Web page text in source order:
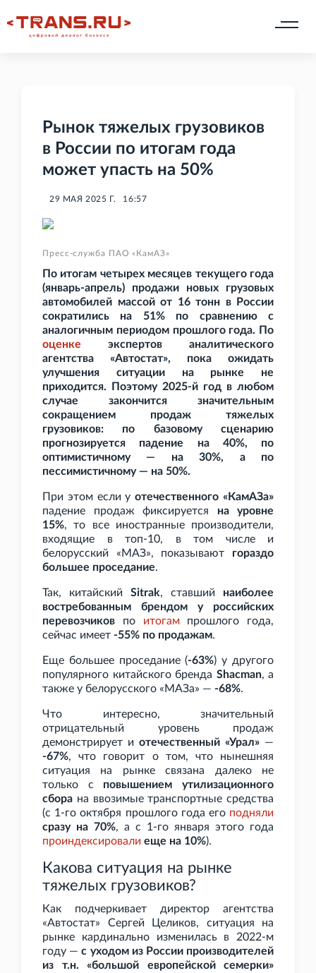
Рынок тяжелых грузовиков
в России по итогам года
может упасть на 50%
29 МАЯ 2025 Г. 16:57
Пресс-служба ПАО «КамАЗ»
По итогам четырех месяцев текущего года
(январь-апрель) продажи новых грузовых
автомобилей массой от 16 тонн в России
сократились на 51% по сравнению с
аналогичным периодом прошлого года. По
оценке экспертов аналитического
агентства «Автостат», пока ожидать
улучшения ситуации на рынке не
приходится. Поэтому 2025-й год в любом
случае закончится значительным
сокращением продаж тяжелых
грузовиков: по базовому сценарию
прогнозируется падение на 40%, по
оптимистичному — на 30%, а по
пессимистичному — на 50%.
При этом если уотечественного «КамАЗа»
падение продаж фиксируется на уровне
15%, то все иностранные производители,
входящие в топ-10, в том числе и
белорусский «МАЗ», показывают гораздо
большее проседание.
Так, китайский Sitrak, ставший наиболее
востребованным брендом у российских
перевозчиков по итогампрошлого года,
сейчас имеет -55% по продажам.
Еще большее проседание (-63%) у другого
популярного китайского бренда Shacman, а
также у белорусского «МАЗа» — -68%.
Что интересно, значительный
отрицательный уровень продаж
демонстрирует и отечественный «Урал» —
-67%, что говорит о том, что нынешняя
ситуация на рынке связана далеко не
только с повышением утилизационного
сбора на ввозимые транспортные средства
(с 1-го октября прошлого года его подняли
сразу на 70%, а с 1-го января этого года
проиндексировали еще на 10%).
Какова ситуация на рынке
тяжелых грузовиков?
Как подчеркивает директор агентства
«Автостат» Сергей Целиков, ситуация на
рынке кардинально изменилась в 2022-м
году —с уходом из России производителей
из т.н. «большой европейской семерки»